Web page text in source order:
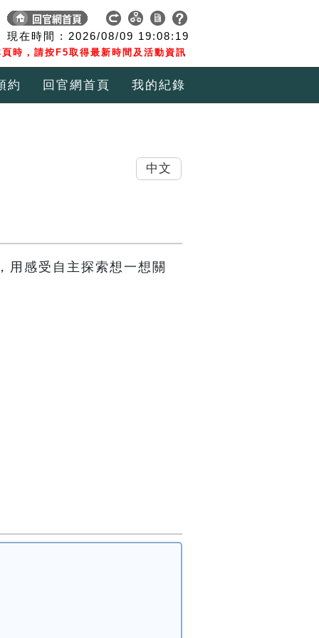
現在時間 : 2026/08/09 19:08:19
時，請按F5取得最新時間及活動資訊
約 回官網首頁 我的紀錄
用感受自主探索想一想關